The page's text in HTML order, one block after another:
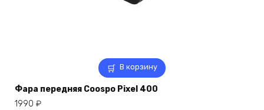
В корзину
Фара передняя Coospo Pixel 400
1990 ₽